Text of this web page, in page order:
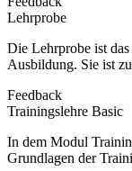
Lehrprobe
Die Lehrprobe ist
Ausbildung. Sie ist
Feedback
Trainingslehre Basic
In dem Modul
Grundlagen der